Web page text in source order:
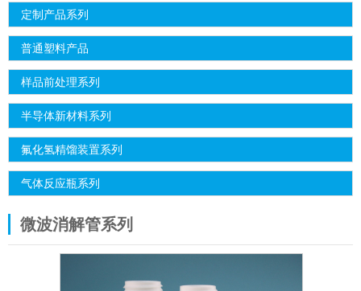
定制产品系列
普通塑料产品
样品前处理系列
半导体新材料系列
氟化氢精馏装置系列
气体反应瓶系列
微波消解管系列